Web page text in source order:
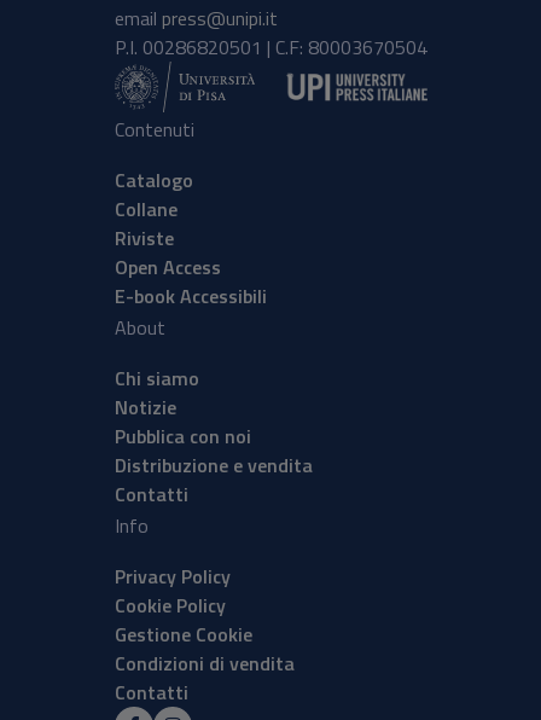
email press@unipi.it
P.I. 00286820501 | C.F: 80003670504
Contenuti
Catalogo
Collane
Riviste
Open Access
E-book Accessibili
About
Chi siamo
Notizie
Pubblica con noi
Distribuzione e vendita
Contatti
Info
Privacy Policy
Cookie Policy
Gestione Cookie
Condizioni di vendita
Contatti